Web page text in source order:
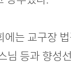
는 교구장
님 등과 향성